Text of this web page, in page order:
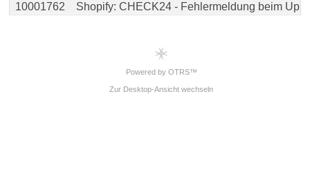
10001762
Shopify: CHECK24 - Fehlermeldung beim
Powered by OTRS™
Zur Desktop-Ansicht wechseln